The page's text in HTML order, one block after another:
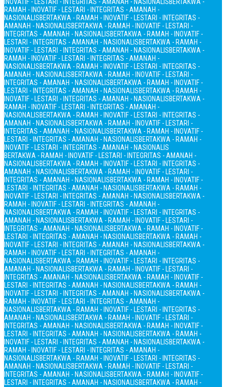
RAMAH - INOVATIF - LESTARI - INTEGRITAS - AMANAH -
NASIONALISBERTAKWA - RAMAH - INOVATIF - LESTARI - INTEGRITAS -
AMANAH - NASIONALISBERTAKWA - RAMAH - INOVATIF - LESTARI -
INTEGRITAS - AMANAH - NASIONALISBERTAKWA - RAMAH - INOVATIF -
LESTARI - INTEGRITAS - AMANAH - NASIONALISBERTAKWA - RAMAH -
INOVATIF - LESTARI - INTEGRITAS - AMANAH - NASIONALISBERTAKWA -
RAMAH - INOVATIF - LESTARI - INTEGRITAS - AMANAH -
NASIONALISBERTAKWA - RAMAH - INOVATIF - LESTARI - INTEGRITAS -
AMANAH - NASIONALISBERTAKWA - RAMAH - INOVATIF - LESTARI -
INTEGRITAS - AMANAH - NASIONALISBERTAKWA - RAMAH - INOVATIF -
LESTARI - INTEGRITAS - AMANAH - NASIONALISBERTAKWA - RAMAH -
INOVATIF - LESTARI - INTEGRITAS - AMANAH - NASIONALISBERTAKWA -
RAMAH - INOVATIF - LESTARI - INTEGRITAS - AMANAH -
NASIONALISBERTAKWA - RAMAH - INOVATIF - LESTARI - INTEGRITAS -
AMANAH - NASIONALISBERTAKWA - RAMAH - INOVATIF - LESTARI -
INTEGRITAS - AMANAH - NASIONALISBERTAKWA - RAMAH - INOVATIF -
LESTARI - INTEGRITAS - AMANAH - NASIONALISBERTAKWA - RAMAH -
INOVATIF - LESTARI - INTEGRITAS - AMANAH - NASIONALIS
BERTAKWA - RAMAH - INOVATIF - LESTARI - INTEGRITAS - AMANAH -
NASIONALISBERTAKWA - RAMAH - INOVATIF - LESTARI - INTEGRITAS -
AMANAH - NASIONALISBERTAKWA - RAMAH - INOVATIF - LESTARI -
INTEGRITAS - AMANAH - NASIONALISBERTAKWA - RAMAH - INOVATIF -
LESTARI - INTEGRITAS - AMANAH - NASIONALISBERTAKWA - RAMAH -
INOVATIF - LESTARI - INTEGRITAS - AMANAH - NASIONALISBERTAKWA -
RAMAH - INOVATIF - LESTARI - INTEGRITAS - AMANAH -
NASIONALISBERTAKWA - RAMAH - INOVATIF - LESTARI - INTEGRITAS -
AMANAH - NASIONALISBERTAKWA - RAMAH - INOVATIF - LESTARI -
INTEGRITAS - AMANAH - NASIONALISBERTAKWA - RAMAH - INOVATIF -
LESTARI - INTEGRITAS - AMANAH - NASIONALISBERTAKWA - RAMAH -
INOVATIF - LESTARI - INTEGRITAS - AMANAH - NASIONALISBERTAKWA -
RAMAH - INOVATIF - LESTARI - INTEGRITAS - AMANAH -
NASIONALISBERTAKWA - RAMAH - INOVATIF - LESTARI - INTEGRITAS -
AMANAH - NASIONALISBERTAKWA - RAMAH - INOVATIF - LESTARI -
INTEGRITAS - AMANAH - NASIONALISBERTAKWA - RAMAH - INOVATIF -
LESTARI - INTEGRITAS - AMANAH - NASIONALISBERTAKWA - RAMAH -
INOVATIF - LESTARI - INTEGRITAS - AMANAH - NASIONALISBERTAKWA -
RAMAH - INOVATIF - LESTARI - INTEGRITAS - AMANAH -
NASIONALISBERTAKWA - RAMAH - INOVATIF - LESTARI - INTEGRITAS -
AMANAH - NASIONALISBERTAKWA - RAMAH - INOVATIF - LESTARI -
INTEGRITAS - AMANAH - NASIONALISBERTAKWA - RAMAH - INOVATIF -
LESTARI - INTEGRITAS - AMANAH - NASIONALISBERTAKWA - RAMAH -
INOVATIF - LESTARI - INTEGRITAS - AMANAH - NASIONALISBERTAKWA -
RAMAH - INOVATIF - LESTARI - INTEGRITAS - AMANAH -
NASIONALISBERTAKWA - RAMAH - INOVATIF - LESTARI - INTEGRITAS -
AMANAH - NASIONALISBERTAKWA - RAMAH - INOVATIF - LESTARI -
INTEGRITAS - AMANAH - NASIONALISBERTAKWA - RAMAH - INOVATIF -
LESTARI - INTEGRITAS - AMANAH - NASIONALISBERTAKWA - RAMAH -